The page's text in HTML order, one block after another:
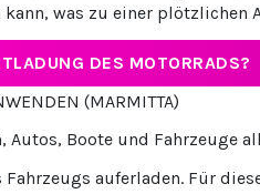
was zu einer
DES MOTORRADS?
(MARMITTA)
Boote und Fahrzeuge
auferladen. Für